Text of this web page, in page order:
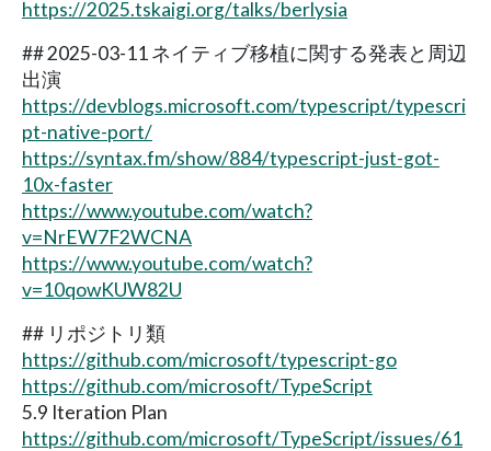
https://2025.tskaigi.org/talks/berlysia
## 2025-03-11 ネイティブ移植に関する発表と周辺
出演
https://devblogs.microsoft.com/typescript/typescri
pt-native-port/
https://syntax.fm/show/884/typescript-just-got-
10x-faster
https://www.youtube.com/watch?
v=NrEW7F2WCNA
https://www.youtube.com/watch?
v=10qowKUW82U
## リポジトリ類
https://github.com/microsoft/typescript-go
https://github.com/microsoft/TypeScript
5.9 Iteration Plan
https://github.com/microsoft/TypeScript/issues/61